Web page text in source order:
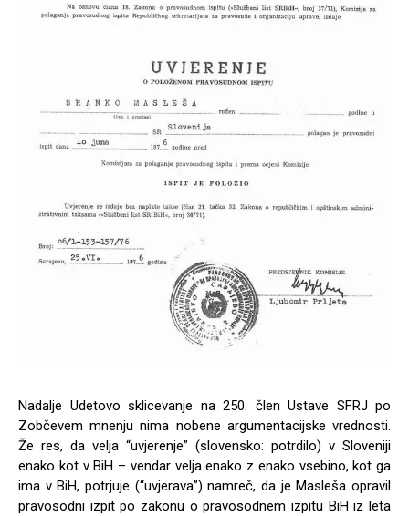
Nadalje Udetovo sklicevanje na 250. člen Ustave SFRJ po
Zobčevem mnenju nima nobene argumentacijske vrednosti.
Že res, da velja “uvjerenje” (slovensko: potrdilo) v Sloveniji
enako kot v BiH – vendar velja enako z enako vsebino, kot ga
ima v BiH, potrjuje (“uvjerava”) namreč, da je Masleša opravil
pravosodni izpit po zakonu o pravosodnem izpitu BiH iz leta